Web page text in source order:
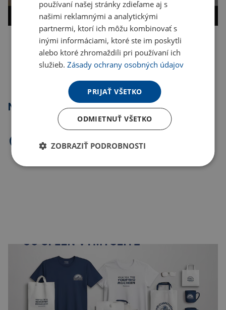
Kopírovať odkaz
Najpredávanejšie
používaní našej stránky zdieľame aj s
našimi reklamnými a analytickými
partnermi, ktorí ich môžu kombinovať s
inými informáciami, ktoré ste im poskytli
alebo ktoré zhromaždili pri používaní ich
služieb.Zásady ochrany osobných údajov
PRIJAŤ VŠETKO
ODMIETNUŤ VŠETKO
ZOBRAZIŤ PODROBNOSTI